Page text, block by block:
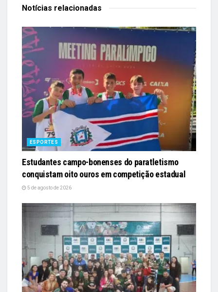
Notícias relacionadas
ESPORTES
Estudantes campo-bonenses do paratletismo
conquistam oito ouros em competição estadual
5 de agosto de 2026